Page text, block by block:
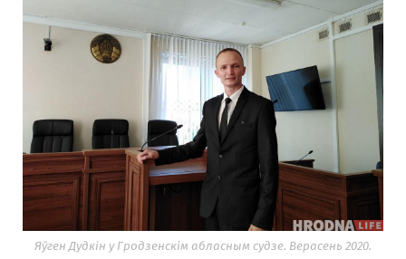
Яўген Дудкін у Гродзенскім абласным судзе. Верасень 2020.